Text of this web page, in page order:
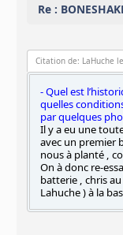
Re :
Citation de: LaHuche
- Quel est
quelles
par quelques
Il y a eu une
avec un premier
nous à planté ,
On à donc re-
batterie , chris
Lahuche ) à la